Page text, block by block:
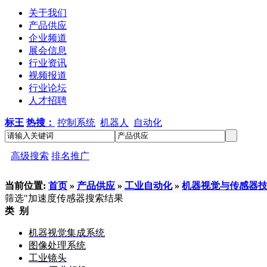
关于我们
产品供应
企业频道
展会信息
行业资讯
视频报道
行业论坛
人才招聘
标王 热搜： 控制系统 机器人 自动化
高级搜索 排名推广
当前位置: 首页 » 产品供应 » 工业自动化» 机器视觉与传感器
筛选"加速度传感器搜索结果
类 别
机器视觉集成系统
图像处理系统
工业镜头